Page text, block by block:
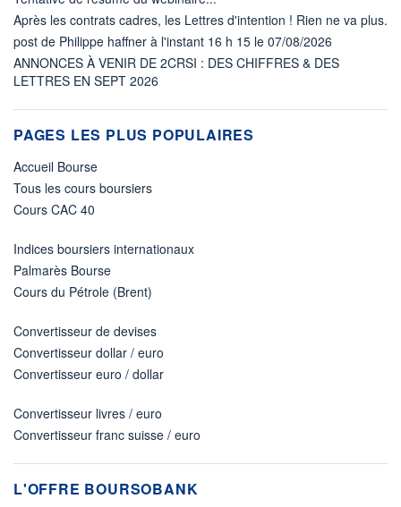
Après les contrats cadres, les Lettres d'intention ! Rien ne va plus.
post de Philippe haffner à l'instant 16 h 15 le 07/08/2026
ANNONCES À VENIR DE 2CRSI : DES CHIFFRES & DES
LETTRES EN SEPT 2026
PAGES LES PLUS POPULAIRES
Accueil Bourse
Tous les cours boursiers
Cours CAC 40
Indices boursiers internationaux
Palmarès Bourse
Cours du Pétrole (Brent)
Convertisseur de devises
Convertisseur dollar / euro
Convertisseur euro / dollar
Convertisseur livres / euro
Convertisseur franc suisse / euro
L'OFFRE BOURSOBANK